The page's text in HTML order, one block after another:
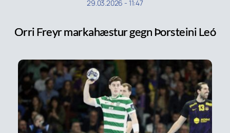
29.03.2026 - 11:47
Orri Freyr markahæstur gegn Þorsteini Leó